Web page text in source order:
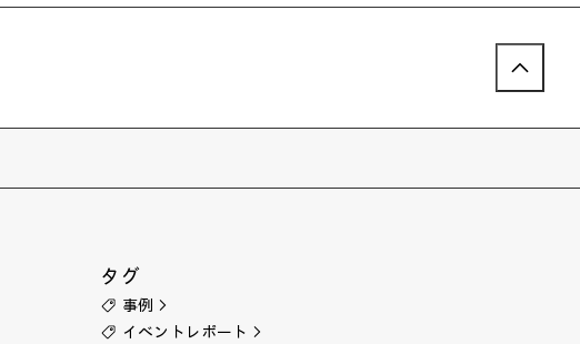
タグ
事例
イベントレポート